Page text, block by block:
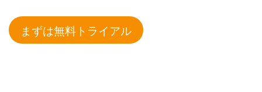
まずは無料トライアル